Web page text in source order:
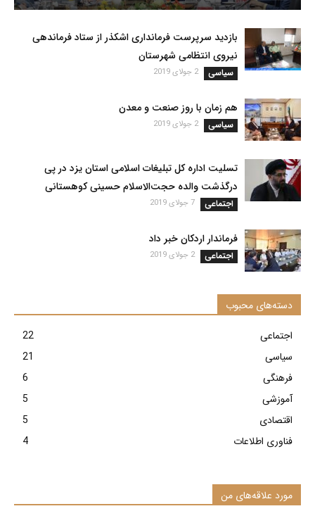
بازدید سرپرست فرمانداری اشکذر از ستاد فرماندهی
نیروی انتظامی شهرستان
سیاسی 2 جولای 2019
هم زمان با روز صنعت و معدن
سیاسی 2 جولای 2019
تسلیت اداره کل تبلیغات اسلامی استان یزد در پی
درگذشت والده حجت‌الاسلام حسینی کوهستانی
اجتماعی 7 جولای 2019
فرماندار اردکان خبر داد
اجتماعی 2 جولای 2019
دسته‌های محبوب
اجتماعی
22
سیاسی
21
فرهنگی
6
آموزشی
5
اقتصادی
5
فناوری اطلاعات
4
مورد علاقه‌های من